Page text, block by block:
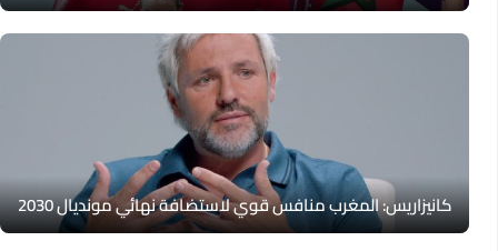
كانيزاريس: المغرب منافس قوي لاستضافة نهائي مونديال 2030